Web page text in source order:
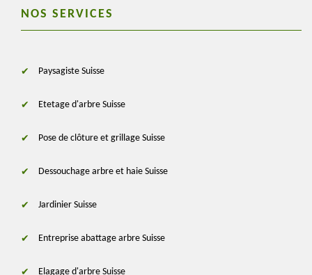
NOS SERVICES
Paysagiste Suisse
Etetage d'arbre Suisse
Pose de clôture et grillage Suisse
Dessouchage arbre et haie Suisse
Jardinier Suisse
Entreprise abattage arbre Suisse
Elagage d'arbre Suisse